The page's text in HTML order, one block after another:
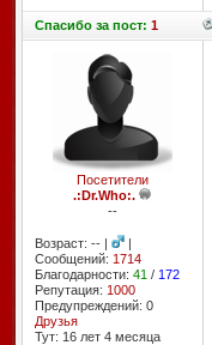
Спасибоза пост: 1
Посетители
.:Dr.Who:.
--
Возраст: -- |
|
Сообщений: 1714
Благодарности: 41 / 172
Репутация: 1000
Предупреждений: 0
Друзья
Тут: 16 лет 4 месяцa